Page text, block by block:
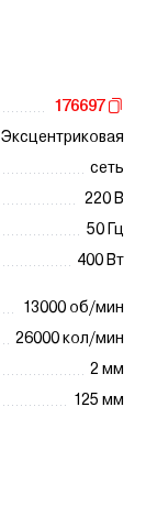
176697
Эксцентриковая
сеть
220 В
50 Гц
400 Вт
13000 об/мин
26000 кол/мин
2 мм
125 мм